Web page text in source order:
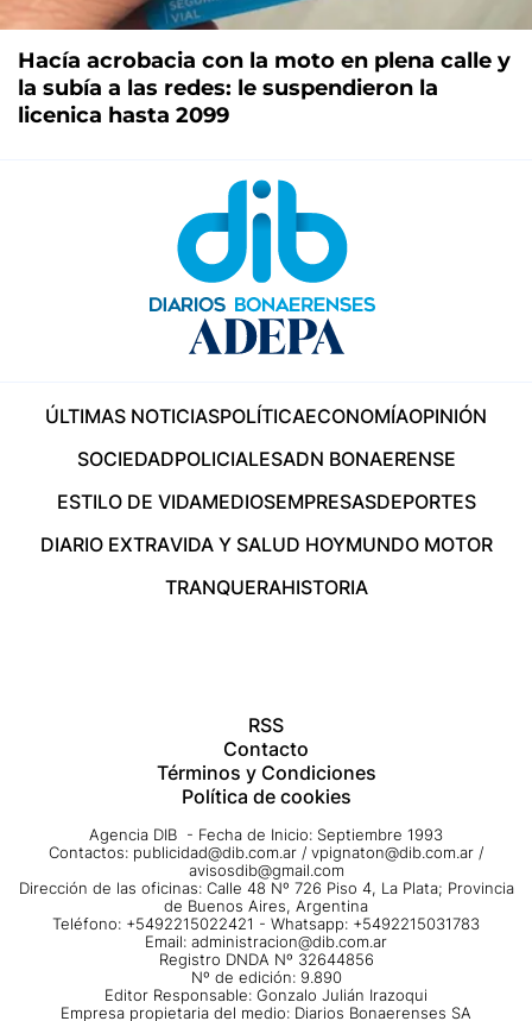
Hacía acrobacia con la moto en plena calle y
la subía a las redes: le suspendieron la
licenica hasta 2099
ÚLTIMAS NOTICIASPOLÍTICAECONOMÍAOPINIÓN
SOCIEDADPOLICIALESADN BONAERENSE
ESTILO DE VIDAMEDIOSEMPRESASDEPORTES
DIARIO EXTRAVIDA Y SALUD HOYMUNDO MOTOR
TRANQUERAHISTORIA
RSS
Contacto
Términos y Condiciones
Política de cookies
Agencia DIB - Fecha de Inicio: Septiembre 1993
Contactos: publicidad@dib.com.ar / vpignaton@dib.com.ar /
avisosdib@gmail.com
Dirección de las oficinas: Calle 48 Nº 726 Piso 4, La Plata; Provincia
de Buenos Aires, Argentina
Teléfono: +5492215022421 - Whatsapp: +5492215031783
Email: administracion@dib.com.ar
Registro DNDA Nº 32644856
Nº de edición: 9.890
Editor Responsable: Gonzalo Julián Irazoqui
Empresa propietaria del medio: Diarios Bonaerenses SA